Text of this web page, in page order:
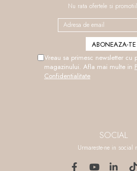
Nu rata ofertele si
Vreau sa primesc newsletter cu
magazinului. Afla mai multe in
Confidentialitate
SOCIAL
Urmareste-ne in social